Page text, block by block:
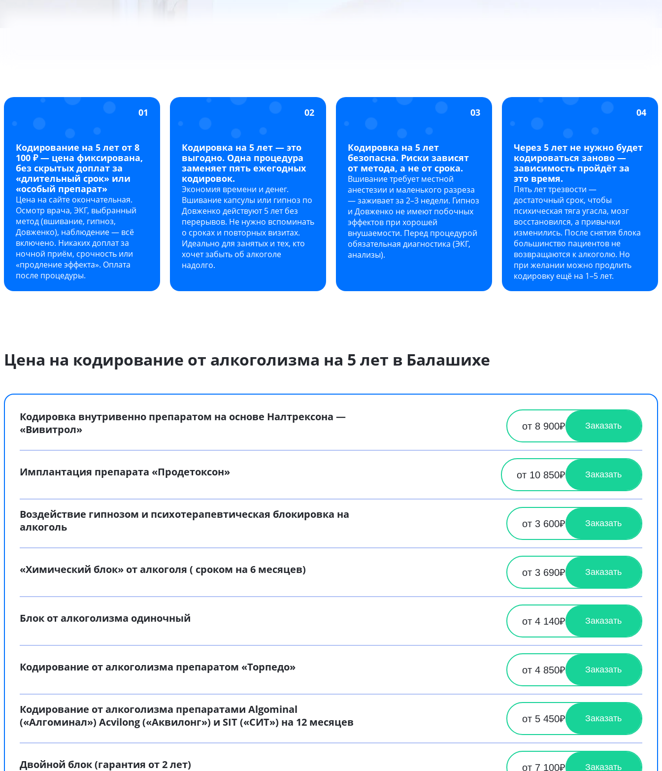
01
Кодирование на 5 лет от 8
100 ₽ — цена фиксирована,
без скрытых доплат за
«длительный срок» или
«особый препарат»
Цена на сайте окончательная.
Осмотр врача, ЭКГ, выбранный
метод (вшивание, гипноз,
Довженко), наблюдение — всё
включено. Никаких доплат за
ночной приём, срочность или
«продление эффекта». Оплата
после процедуры.
02
Кодировка на 5 лет — это
выгодно. Одна процедура
заменяет пять ежегодных
кодировок.
Экономия времени и денег.
Вшивание капсулы или гипноз по
Довженко действуют 5 лет без
перерывов. Не нужно вспоминать
о сроках и повторных визитах.
Идеально для занятых и тех, кто
хочет забыть об алкоголе
надолго.
03
Кодировка на 5 лет
безопасна. Риски зависят
от метода, а не от срока.
Вшивание требует местной
анестезии и маленького разреза
— заживает за 2–3 недели. Гипноз
и Довженко не имеют побочных
эффектов при хорошей
внушаемости. Перед процедурой
обязательная диагностика (ЭКГ,
анализы).
04
Через 5 лет не нужно будет
кодироваться заново —
зависимость пройдёт за
это время.
Пять лет трезвости —
достаточный срок, чтобы
психическая тяга угасла, мозг
восстановился, а привычки
изменились. После снятия блока
большинство пациентов не
возвращаются к алкоголю. Но
при желании можно продлить
кодировку ещё на 1–5 лет.
Цена на кодирование от алкоголизма на 5 лет в Балашихе
Кодировка внутривенно препаратом на основе Налтрексона —
«Вивитрол»
от 8 900₽ Заказать
Имплантация препарата «Продетоксон» от 10 850₽ Заказать
Воздействие гипнозом и психотерапевтическая блокировка на
алкоголь
от 3 600₽ Заказать
«Химический блок» от алкоголя ( сроком на 6 месяцев) от 3 690₽ Заказать
Блок от алкоголизма одиночный от 4 140₽ Заказать
Кодирование от алкоголизма препаратом «Торпедо» от 4 850₽ Заказать
Кодирование от алкоголизма препаратами Algominal
(«Алгоминал») Acvilong («Аквилонг») и SIT («СИТ») на 12 месяцев
от 5 450₽ Заказать
Двойной блок (гарантия от 2 лет) от 7 100₽ Заказать